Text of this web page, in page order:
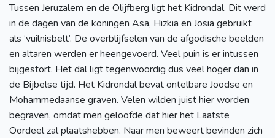
Tussen Jeruzalem en de Olijfberg ligt het Kidrondal. Dit werd
in de dagen van de koningen Asa, Hizkia en Josia gebruikt
als ‘vuilnisbelt’. De overblijfselen van de afgodische beelden
en altaren werden er heengevoerd. Veel puin is er intussen
bijgestort. Het dal ligt tegenwoordig dus veel hoger dan in
de Bijbelse tijd. Het Kidrondal bevat ontelbare Joodse en
Mohammedaanse graven. Velen wilden juist hier worden
begraven, omdat men geloofde dat hier het Laatste
Oordeel zal plaatshebben. Naar men beweert bevinden zich